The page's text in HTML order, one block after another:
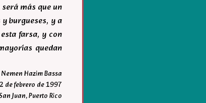
más que un
burgueses, y a
farsa, y con
quedan
Hazim Bassa
de febrero de 1997
Juan, Puerto Rico